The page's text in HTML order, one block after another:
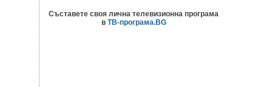
Съставете своя лична телевизионна програма
в ТВ-програма.BG